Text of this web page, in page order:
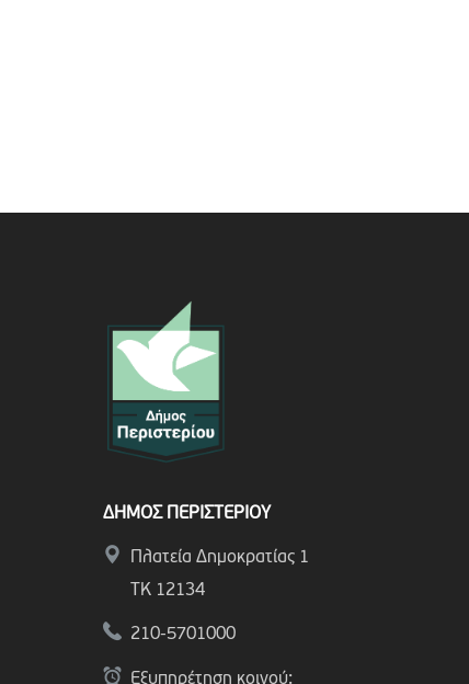
ΔΗΜΟΣ ΠΕΡΙΣΤΕΡΙΟΥ
Πλατεία Δημοκρατίας 1
ΤΚ 12134
210-5701000
Εξυπηρέτηση κοινού: